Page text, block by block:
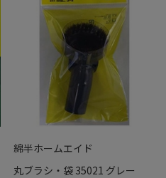
綿半ホームエイド
丸ブラシ・袋 35021 グレー